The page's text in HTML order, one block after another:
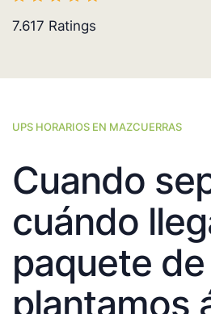
7.617 Ratings
UPS HORARIOS EN MAZCUERRAS
Cuando
cuándo
paquete de
plantamos